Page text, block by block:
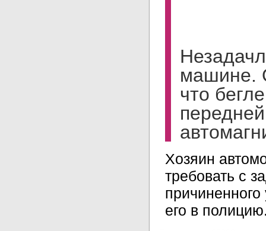
машине.
что
Хозяин
требовать с
его в